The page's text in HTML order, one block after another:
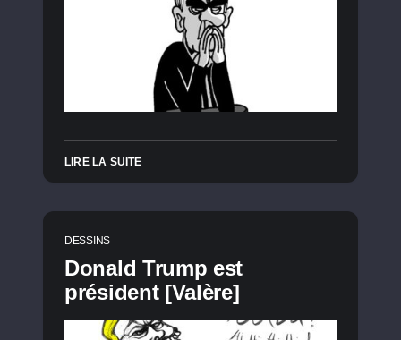
LIRE LA SUITE
DESSINS
Donald Trump est
président [Valère]